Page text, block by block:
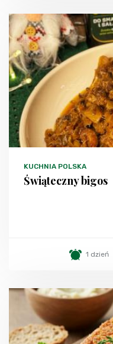
KUCHNIA POLSKA
Świąteczny bigos
1 dzień